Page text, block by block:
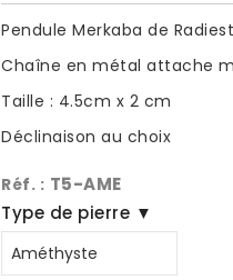
Pendule Merkaba de
Chaîne en métal attache
Taille : 4.5cm x 2 cm
Déclinaison au choix
Réf. : T5-AME
Type de pierre ▼